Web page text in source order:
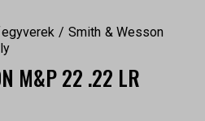
Smith & Wesson
M&P 22 .22 LR